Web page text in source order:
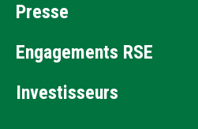
Presse
Engagements RSE
Investisseurs